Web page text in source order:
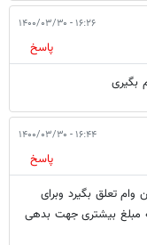
۱۶:۲۶ - ۱۴۰۰/۰۳/۳۰
پاسخ
بگیری
۱۶:۴۴ - ۱۴۰۰/۰۳/۳۰
پاسخ
تعلق بگیرد وبرای
مبلغ بیشتری جهت بدهی